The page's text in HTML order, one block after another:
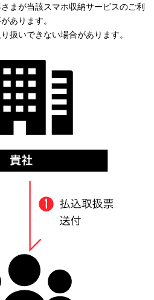
まが当該スマホ収納サービスのご利
あります。
扱いできない場合があります。